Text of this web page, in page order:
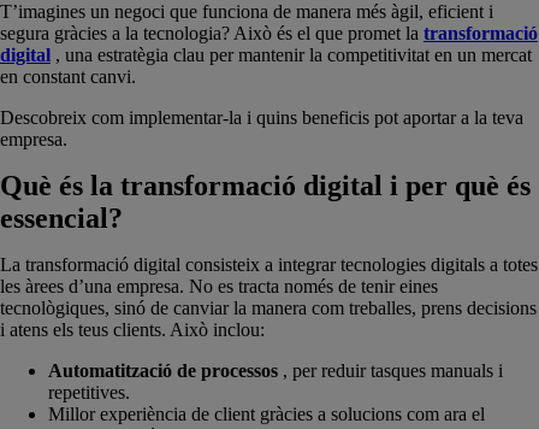
T’imagines un negoci que funciona de manera més àgil, eficient i
segura gràcies a la tecnologia? Això és el que promet la transformació
digital , una estratègia clau per mantenir la competitivitat en un mercat
en constant canvi.
Descobreix com implementar-la i quins beneficis pot aportar a la teva
empresa.
Què és la transformació digital i per què és
essencial?
La transformació digital consisteix a integrar tecnologies digitals a totes
les àrees d’una empresa. No es tracta només de tenir eines
tecnològiques, sinó de canviar la manera com treballes, prens decisions
i atens els teus clients. Això inclou:
Automatització de processos , per reduir tasques manuals i
repetitives.
Millor experiència de client gràcies a solucions com ara el